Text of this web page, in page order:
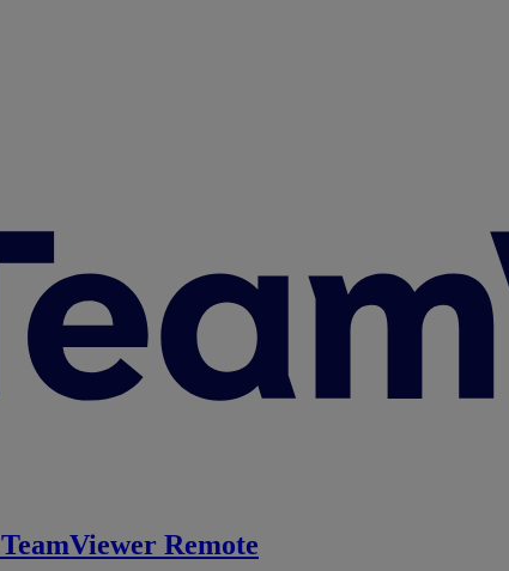
TeamViewer Remote